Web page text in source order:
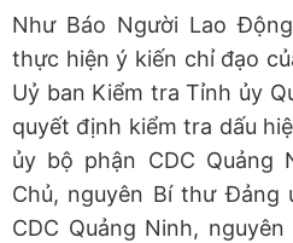
Như Báo Người Lao
thực hiện ý kiến chỉ đạo
Uỷ ban Kiểm tra Tỉnh ủy
quyết định kiểm tra dấu
ủy bộ phận CDC Quảng
Chủ, nguyên Bí thư Đảng
CDC Quảng Ninh,